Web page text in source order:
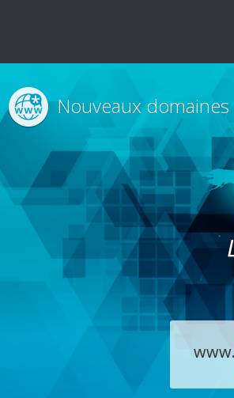
Nouveaux domaines
www.